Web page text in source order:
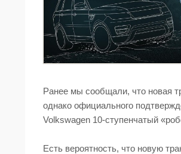
Ранее мы сообщали, что новая
однако официального
Volkswagen 10-ступенчатый
Есть вероятность, что новую